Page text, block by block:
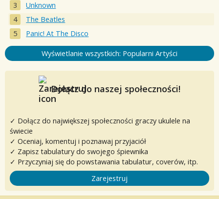
Unknown
The Beatles
Panic! At The Disco
Wyświetlanie wszystkich: Popularni Artyści
Dołącz do naszej społeczności!
✓ Dołącz do największej społeczności graczy ukulele na
świecie
✓ Oceniaj, komentuj i poznawaj przyjaciół
✓ Zapisz tabulatury do swojego śpiewnika
✓ Przyczyniaj się do powstawania tabulatur, coverów, itp.
Zarejestruj